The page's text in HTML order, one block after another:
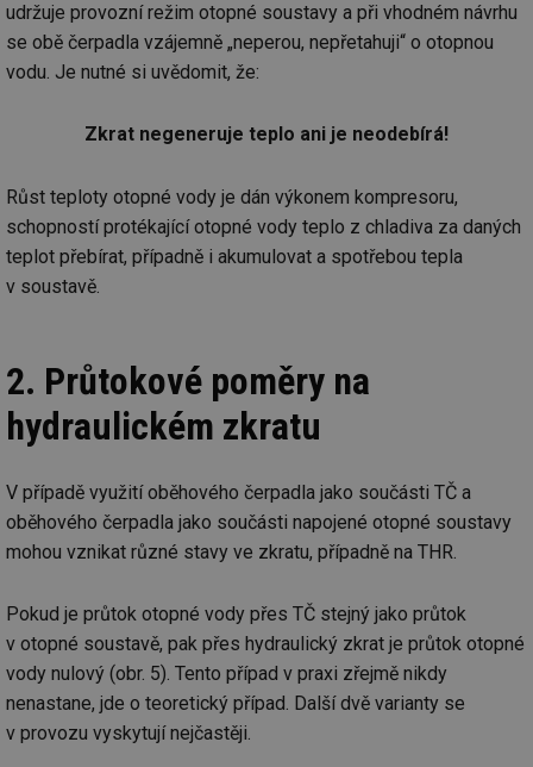
udržuje provozní režim otopné soustavy a při vhodném návrhu
se obě čerpadla vzájemně „neperou, nepřetahuji“ o otopnou
vodu. Je nutné si uvědomit, že:
Zkrat negeneruje teplo ani je neodebírá!
Růst teploty otopné vody je dán výkonem kompresoru,
schopností protékající otopné vody teplo z chladiva za daných
teplot přebírat, případně i akumulovat a spotřebou tepla
v soustavě.
2. Průtokové poměry na
hydraulickém zkratu
V případě využití oběhového čerpadla jako součásti TČ a
oběhového čerpadla jako součásti napojené otopné soustavy
mohou vznikat různé stavy ve zkratu, případně na THR.
Pokud je průtok otopné vody přes TČ stejný jako průtok
v otopné soustavě, pak přes hydraulický zkrat je průtok otopné
vody nulový (obr. 5). Tento případ v praxi zřejmě nikdy
nenastane, jde o teoretický případ. Další dvě varianty se
v provozu vyskytují nejčastěji.